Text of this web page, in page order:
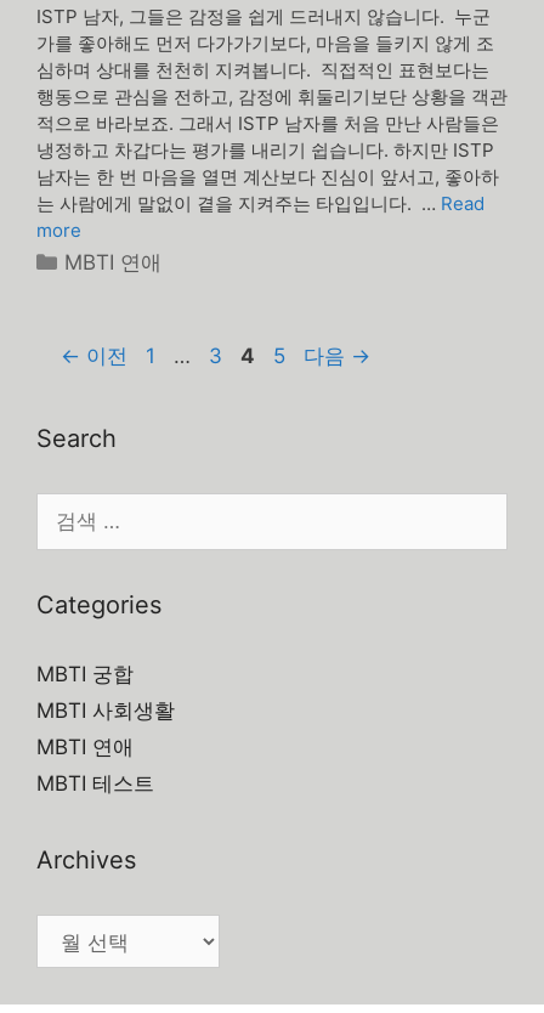
ISTP 남자, 그들은 감정을 쉽게 드러내지 않습니다. 누군
가를 좋아해도 먼저 다가가기보다, 마음을 들키지 않게 조
심하며 상대를 천천히 지켜봅니다. 직접적인 표현보다는
행동으로 관심을 전하고, 감정에 휘둘리기보단 상황을 객관
적으로 바라보죠. 그래서 ISTP 남자를 처음 만난 사람들은
냉정하고 차갑다는 평가를 내리기 쉽습니다. 하지만 ISTP
남자는 한 번 마음을 열면 계산보다 진심이 앞서고, 좋아하
는 사람에게 말없이 곁을 지켜주는 타입입니다. … Read
more
카
리
MBTI 연애
← 이전
페
1 …
페
3
페
4
페
5 다음 →
Search
색:
Categories
MBTI 궁합
MBTI 사회생활
MBTI 연애
MBTI 테스트
Archives